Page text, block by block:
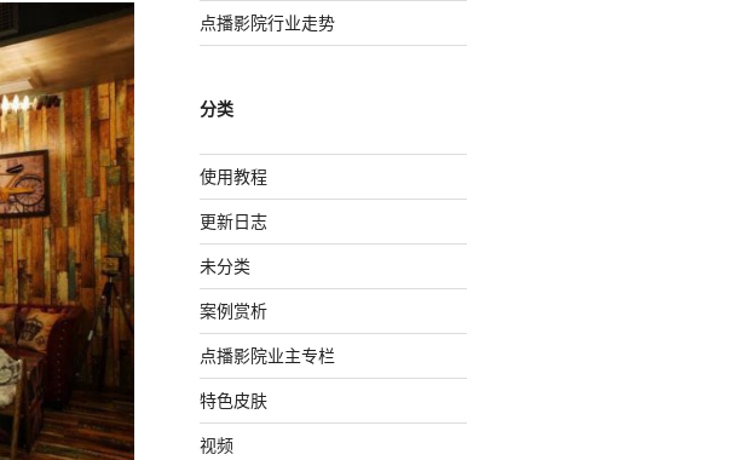
点播影院行业走势
分类
使用教程
更新日志
未分类
案例赏析
点播影院业主专栏
特色皮肤
视频